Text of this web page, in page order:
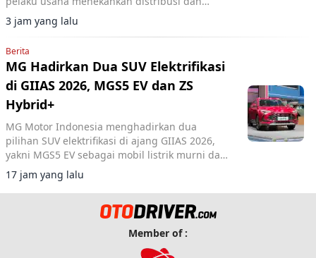
kualitas bahan bakar.
3 jam yang lalu
Berita
MG Hadirkan Dua SUV Elektrifikasi
di GIIAS 2026, MGS5 EV dan ZS
Hybrid+
MG Motor Indonesia menghadirkan dua
pilihan SUV elektrifikasi di ajang GIIAS 2026,
yakni MGS5 EV sebagai mobil listrik murni dan
MG ZS Hybrid+ yang mengusung teknologi full
hybrid.
17 jam yang lalu
Member of :